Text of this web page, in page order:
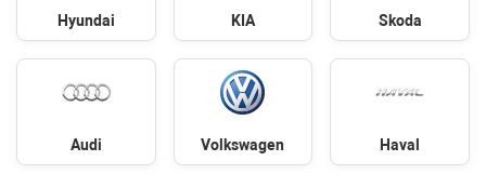
Hyundai KIA Skoda
Audi Volkswagen Haval